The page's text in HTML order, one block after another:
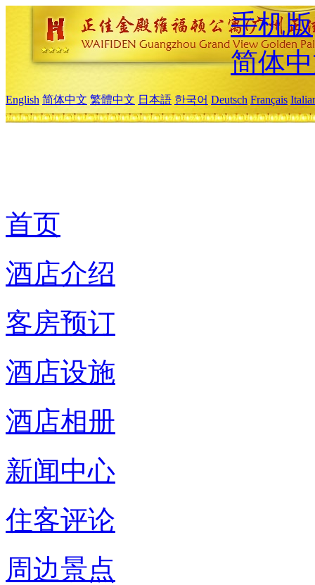
手机版
简体
English 简体中文 繁體中文 日本語 한국어 Deutsch Français
首页
酒店介绍
客房预订
酒店设施
酒店相册
新闻中心
住客评论
周边景点